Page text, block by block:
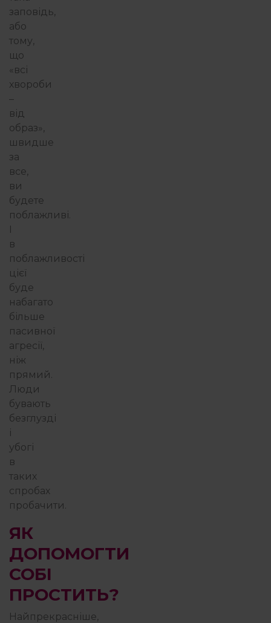
заповідь,
або
тому,
що
«всі
хвороби
–
від
образ»,
швидше
за
все,
ви
будете
поблажливі.
І
в
поблажливості
цієї
буде
набагато
більше
пасивної
агресії,
ніж
прямий.
Люди
бувають
безглузді
і
убогі
в
таких
спробах
пробачити.
ЯК
ДОПОМОГТИ
СОБІ
ПРОСТИТЬ?
Найпрекрасніше,